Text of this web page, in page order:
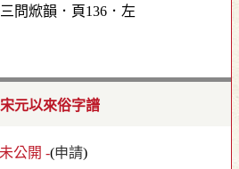
問焮韻．頁136．左
宋元以來俗字譜
公開 -(申請)